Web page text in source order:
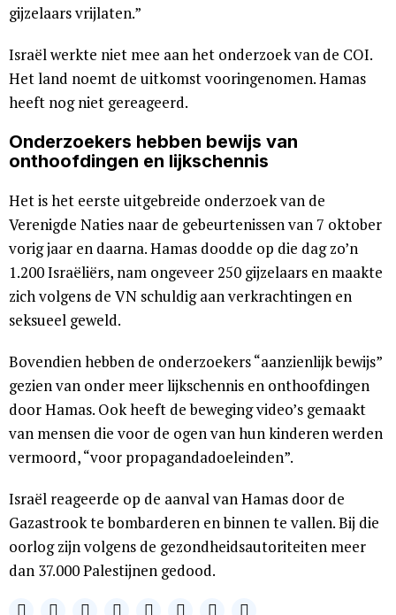
gijzelaars vrijlaten.”
Israël werkte niet mee aan het onderzoek van de COI.
Het land noemt de uitkomst vooringenomen. Hamas
heeft nog niet gereageerd.
Onderzoekers hebben bewijs van
onthoofdingen en lijkschennis
Het is het eerste uitgebreide onderzoek van de
Verenigde Naties naar de gebeurtenissen van 7 oktober
vorig jaar en daarna. Hamas doodde op die dag zo’n
1.200 Israëliërs, nam ongeveer 250 gijzelaars en maakte
zich volgens de VN schuldig aan verkrachtingen en
seksueel geweld.
Bovendien hebben de onderzoekers “aanzienlijk bewijs”
gezien van onder meer lijkschennis en onthoofdingen
door Hamas. Ook heeft de beweging video’s gemaakt
van mensen die voor de ogen van hun kinderen werden
vermoord, “voor propagandadoeleinden”.
Israël reageerde op de aanval van Hamas door de
Gazastrook te bombarderen en binnen te vallen. Bij die
oorlog zijn volgens de gezondheidsautoriteiten meer
dan 37.000 Palestijnen gedood.